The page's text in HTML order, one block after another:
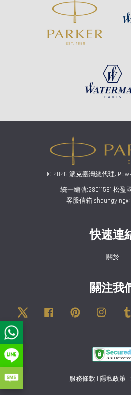
© 2026 派克臺灣總代理.
統一編號:28011561 松盈
客服信箱
快速連
關於
關注我
Twitter Facebook Pinterest
服務條款 | 隱私政策 |